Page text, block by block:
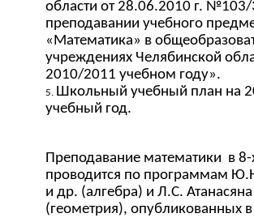
области от 28.06.2010 г.
преподавании учебного
«Математика» в
учреждениях Челябинской
2010/2011 учебном году».
Школьный учебный план на
учебный год.
Преподавание математики в 8-
проводится по программам
и др. (алгебра) и Л.С.
(геометрия), опубликованных